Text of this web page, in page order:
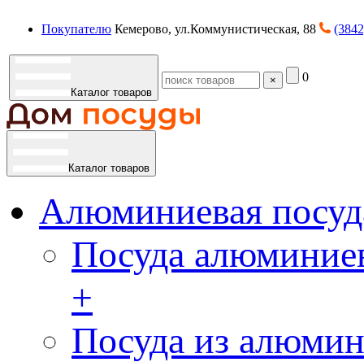
Покупателю Кемерово, ул.Коммунистическая, 88
Каталог товаров
× 0
Каталог товаров
Алюминиевая
Посуда
+
Посуда из